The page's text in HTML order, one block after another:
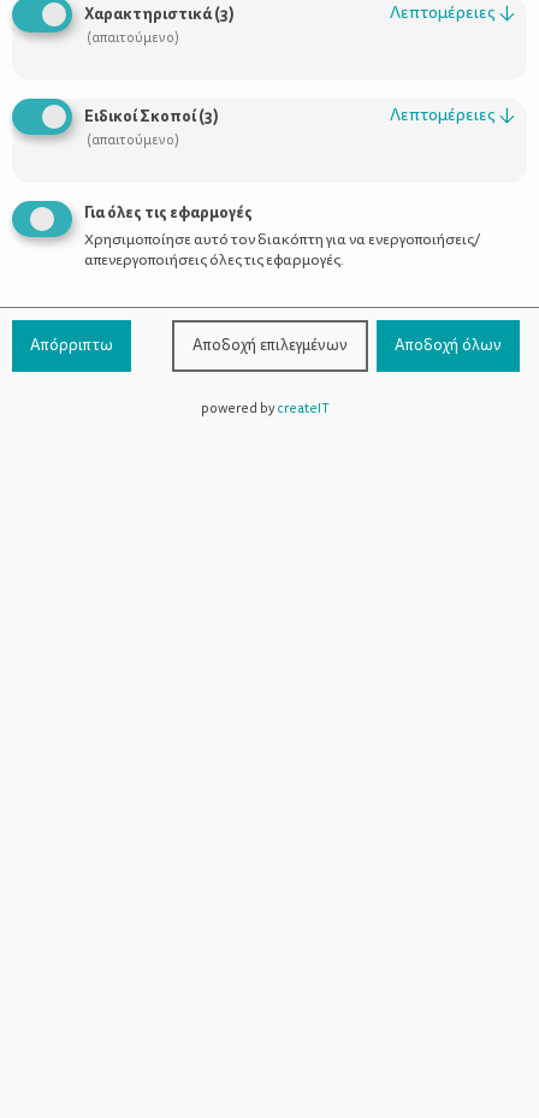
κούπα να χαλαρώσουμε και να δημιουργήσουμε κάτι όμορφο με
τα χεράκια μας :-) Σε αυτή την
καταστήματα και τις αγοράζουμε ανά εκατοντάδες σαν να
πρόκειται να ξεκινήσουμε εταιρία catering που θα φτιάχνει
αποκλειστικά μίνι κεκάκια. Τουλάχιστον, στο δικό μου σπίτι κάτι
Χαρακτηριστικά(3)
(απαιτούμενο)
Λεπτομέρειες ↓
Ειδικοί Σκοποί(3)
(απαιτούμενο)
Λεπτομέρειες ↓
Για όλες τις εφαρμογές
Χρησιμοποίησε αυτό τον διακόπτη για να ενεργοποιήσεις/
απενεργοποιήσεις όλες τις εφαρμογές.
Απόρριπτω Αποδοχή επιλεγμένων Αποδοχή όλων
powered bycreateIT